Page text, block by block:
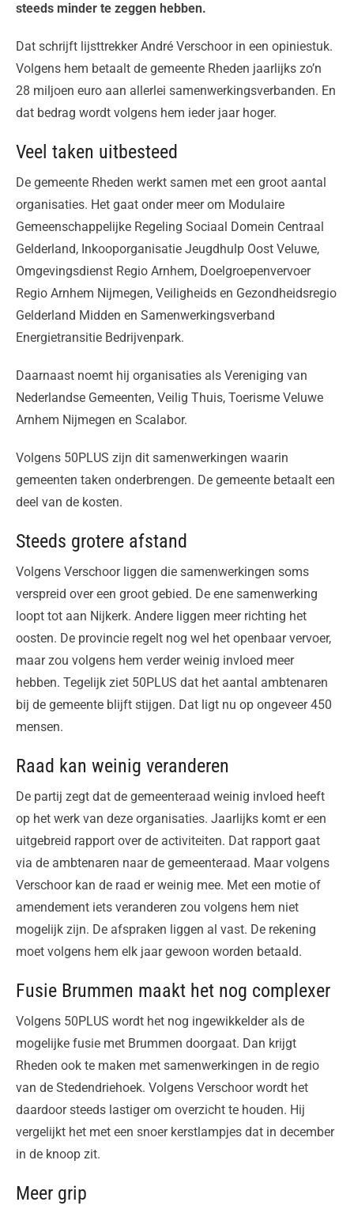
steeds minder te zeggen hebben.
Dat schrijft lijsttrekker André Verschoor in een opiniestuk.
Volgens hem betaalt de gemeente Rheden jaarlijks zo’n
28 miljoen euro aan allerlei samenwerkingsverbanden. En
dat bedrag wordt volgens hem ieder jaar hoger.
Veel taken uitbesteed
De gemeente Rheden werkt samen met een groot aantal
organisaties. Het gaat onder meer om Modulaire
Gemeenschappelijke Regeling Sociaal Domein Centraal
Gelderland, Inkooporganisatie Jeugdhulp Oost Veluwe,
Omgevingsdienst Regio Arnhem, Doelgroepenvervoer
Regio Arnhem Nijmegen, Veiligheids en Gezondheidsregio
Gelderland Midden en Samenwerkingsverband
Energietransitie Bedrijvenpark.
Daarnaast noemt hij organisaties als Vereniging van
Nederlandse Gemeenten, Veilig Thuis, Toerisme Veluwe
Arnhem Nijmegen en Scalabor.
Volgens 50PLUS zijn dit samenwerkingen waarin
gemeenten taken onderbrengen. De gemeente betaalt een
deel van de kosten.
Steeds grotere afstand
Volgens Verschoor liggen die samenwerkingen soms
verspreid over een groot gebied. De ene samenwerking
loopt tot aan Nijkerk. Andere liggen meer richting het
oosten. De provincie regelt nog wel het openbaar vervoer,
maar zou volgens hem verder weinig invloed meer
hebben. Tegelijk ziet 50PLUS dat het aantal ambtenaren
bij de gemeente blijft stijgen. Dat ligt nu op ongeveer 450
mensen.
Raad kan weinig veranderen
De partij zegt dat de gemeenteraad weinig invloed heeft
op het werk van deze organisaties. Jaarlijks komt er een
uitgebreid rapport over de activiteiten. Dat rapport gaat
via de ambtenaren naar de gemeenteraad. Maar volgens
Verschoor kan de raad er weinig mee. Met een motie of
amendement iets veranderen zou volgens hem niet
mogelijk zijn. De afspraken liggen al vast. De rekening
moet volgens hem elk jaar gewoon worden betaald.
Fusie Brummen maakt het nog complexer
Volgens 50PLUS wordt het nog ingewikkelder als de
mogelijke fusie met Brummen doorgaat. Dan krijgt
Rheden ook te maken met samenwerkingen in de regio
van de Stedendriehoek. Volgens Verschoor wordt het
daardoor steeds lastiger om overzicht te houden. Hij
vergelijkt het met een snoer kerstlampjes dat in december
in de knoop zit.
Meer grip